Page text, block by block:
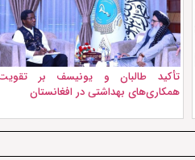
تأکید طالبان و یونیسف بر
همکاری‌های بهداشتی در افغانستان